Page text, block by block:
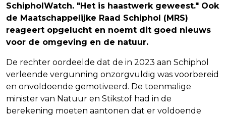
SchipholWatch. "Het is haastwerk geweest." Ook
de Maatschappelijke Raad Schiphol (MRS)
reageert opgelucht en noemt dit goed nieuws
voor de omgeving en de natuur.
De rechter oordeelde dat de in 2023 aan Schiphol
verleende vergunning onzorgvuldig was voorbereid
en onvoldoende gemotiveerd. De toenmalige
minister van Natuur en Stikstof had in de
berekening moeten aantonen dat er voldoende